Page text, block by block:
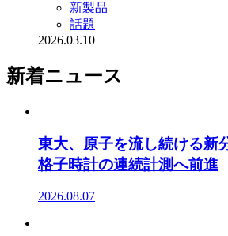
新製品
話題
2026.03.10
新着ニュース
東大、原子を流し続ける
格子時計の連続計測へ前進
2026.08.07